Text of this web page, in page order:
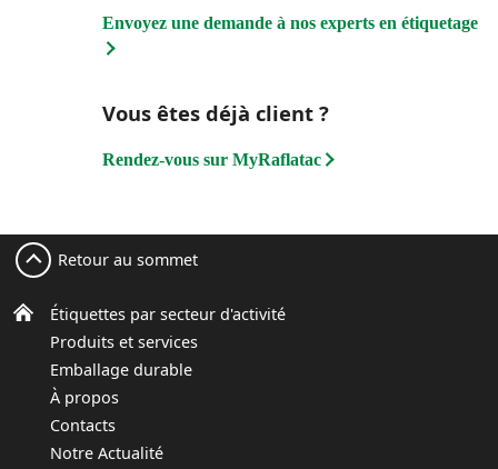
Envoyez une demande à nos experts en étiquetage
Vous êtes déjà client ?
Rendez-vous sur MyRaflatac
Étiquettes par secteur d'activité
Produits et services
Emballage durable
À propos
Contacts
Notre Actualité
Retour au sommet